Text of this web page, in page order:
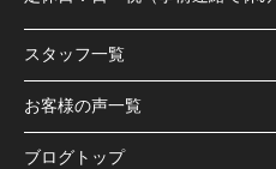
スタッフ一覧
お客様の声一覧
ブログトップ